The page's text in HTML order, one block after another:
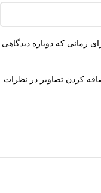
زمانی که دوباره دیدگاهی
کردن تصاویر در نظرات